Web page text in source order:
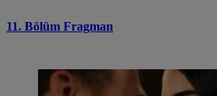
11. Bölüm Fragman